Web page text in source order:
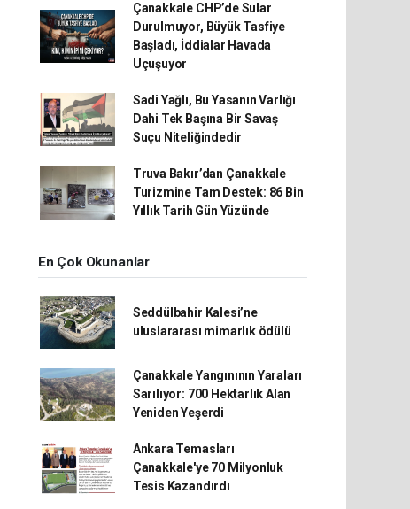
Çanakkale CHP’de Sular
Durulmuyor, Büyük Tasfiye
Başladı, İddialar Havada
Uçuşuyor
Sadi Yağlı, Bu Yasanın Varlığı
Dahi Tek Başına Bir Savaş
Suçu Niteliğindedir
Truva Bakır’dan Çanakkale
Turizmine Tam Destek: 86 Bin
Yıllık Tarih Gün Yüzünde
En Çok Okunanlar
Seddülbahir Kalesi’ne
uluslararası mimarlık ödülü
Çanakkale Yangınının Yaraları
Sarılıyor: 700 Hektarlık Alan
Yeniden Yeşerdi
Ankara Temasları
Çanakkale'ye 70 Milyonluk
Tesis Kazandırdı